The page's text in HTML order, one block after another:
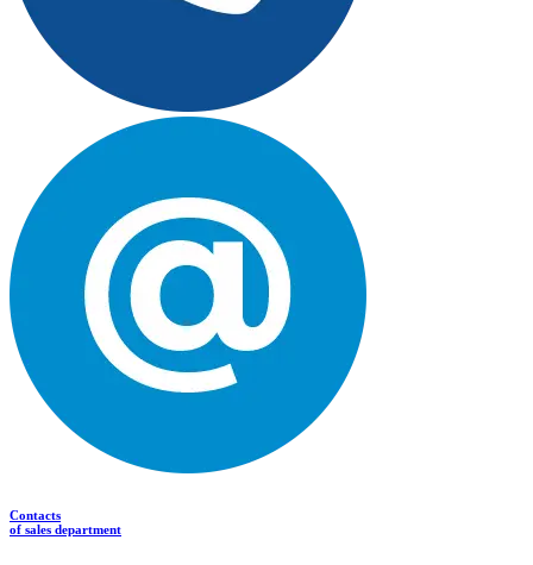
Contacts
of sales department